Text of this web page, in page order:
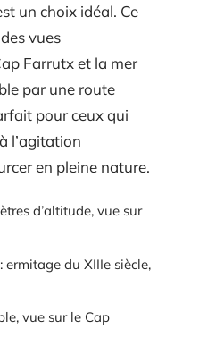
un choix idéal. Ce
vues
Farrutx et la mer
par une route
pour ceux qui
l’agitation
en pleine nature.
d’altitude, vue sur
ermitage du XIIIe siècle,
vue sur le Cap